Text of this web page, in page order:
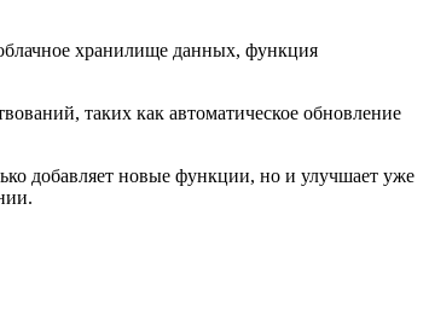
хранилище данных, функция
таких как автоматическое обновление
добавляет новые функции, но и улучшает уже